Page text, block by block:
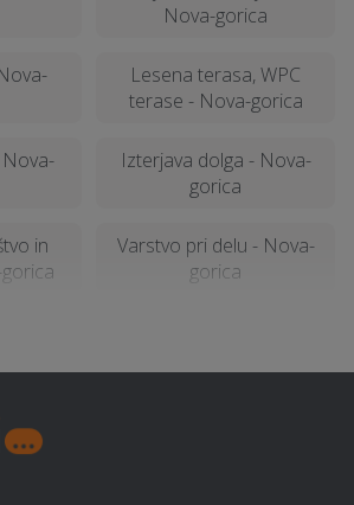
Nova-gorica
Lesena terasa, WPC
terase - Nova-gorica
Izterjava dolga - Nova-
gorica
in
Varstvo pri delu - Nova-
gorica
uta -